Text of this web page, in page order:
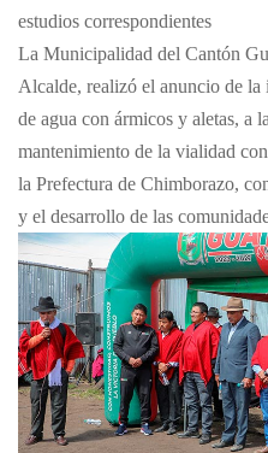
estudios correspondientes
La Municipalidad del Cantón
Alcalde, realizó el anuncio de la
de agua con ármicos y aletas, a
mantenimiento de la vialidad
la Prefectura de Chimborazo,
y el desarrollo de las